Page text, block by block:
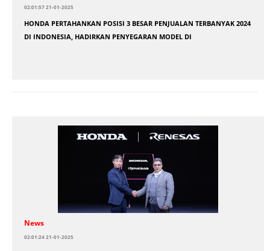
02:01:57 21-01-2025
HONDA PERTAHANKAN POSISI 3 BESAR PENJUALAN TERBANYAK 2024
DI INDONESIA, HADIRKAN PENYEGARAN MODEL DI
News
02:01:24 21-01-2025